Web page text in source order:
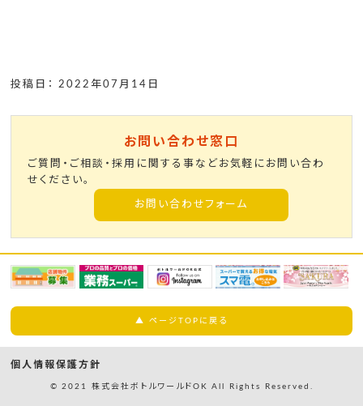
投稿日： 2022年07月14日
お問い合わせ窓口
ご質問・ご相談・採用に関する事などお気軽にお問い合わ
せください。
お問い合わせフォーム
▲ ページTOPに戻る
個人情報保護方針
© 2021 株式会社ボトルワールドOK All Rights Reserved.